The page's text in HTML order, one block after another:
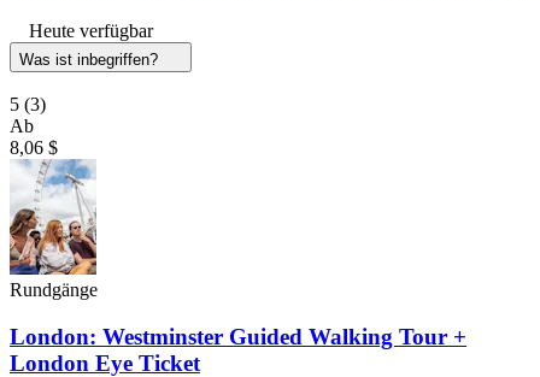
Heute verfügbar
Was ist inbegriffen?
5 (3)
Ab
8,06 $
Rundgänge
London: Westminster Guided Walking Tour +
London Eye Ticket